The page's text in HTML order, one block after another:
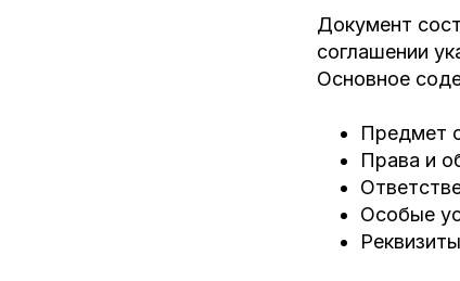
Документ
соглашении
Основное
Предмет
Права и
Особые